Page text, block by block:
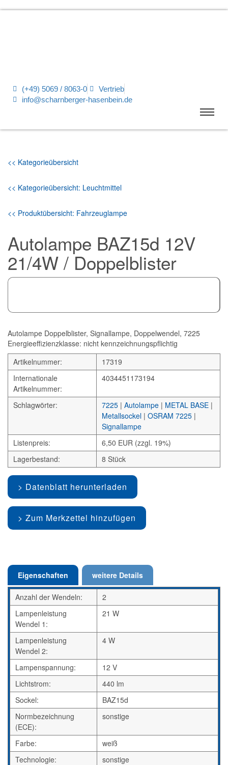
(+49) 5069 / 8063-0
Vertrieb
info@scharnberger-hasenbein.de
<< Kategorieübersicht
<< Kategorieübersicht: Leuchtmittel
<< Produktübersicht: Fahrzeuglampe
Autolampe BAZ15d 12V
21/4W / Doppelblister
Autolampe Doppelblister, Signallampe, Doppelwendel, 7225
Energieeffizienzklasse: nicht kennzeichnungspflichtig
Artikelnummer:
17319
Internationale
Artikelnummer:
4034451173194
Schlagwörter: 7225 | Autolampe | METAL BASE |
Metallsockel | OSRAM 7225 |
Signallampe
Listenpreis:
6,50 EUR (zzgl. 19%)
Lagerbestand:
8 Stück
Datenblatt herunterladen
Zum Merkzettel hinzufügen
Eigenschaften weitere Details
Anzahl der Wendeln:
2
Lampenleistung
Wendel 1:
21 W
Lampenleistung
Wendel 2:
4 W
Lampenspannung:
12 V
Lichtstrom:
440 lm
Sockel:
BAZ15d
Normbezeichnung
(ECE):
sonstige
Farbe:
weiß
Technologie:
sonstige